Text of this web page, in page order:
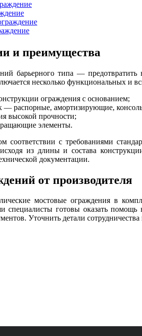
и преимущества
барьерного типа — предотвратить
несколько функциональных и
ограждения с основанием;
— распорные, амортизирующие,
высокой прочности;
элементы.
соответствии с требованиями
из длины и состава
документации.
от производителя
мостовые ограждения в
готовы оказать помощь
Уточнить детали